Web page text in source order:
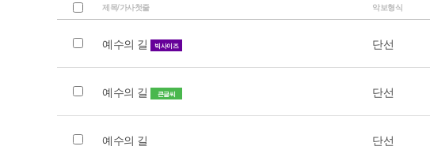
제목/가사첫줄 악보형식
예수의 길 빅사이즈 단선
예수의 길 큰글씨 단선
예수의 길 단선